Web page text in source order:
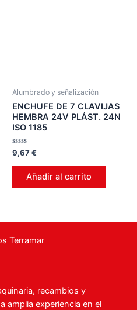
Alumbrado y señalización
ENCHUFE DE 7 CLAVIJAS
HEMBRA 24V PLÁST. 24N
ISO 1185
Valorado
en
0
9,67€
Añadir al carrito
recambios y
amplia experiencia en el